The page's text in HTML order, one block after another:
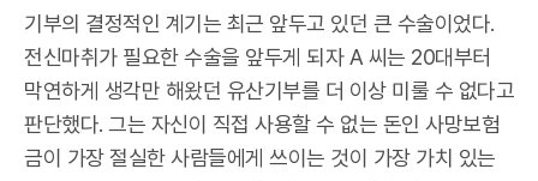
기부의 결정적인 계기는 최근 앞두고 있던 큰 수술이었다.
전신마취가 필요한 수술을 앞두게 되자 A 씨는 20대부터
막연하게 생각만 해왔던 유산기부를 더 이상 미룰 수 없다고
판단했다. 그는 자신이 직접 사용할 수 없는 돈인 사망보험
금이 가장 절실한 사람들에게 쓰이는 것이 가장 가치 있는